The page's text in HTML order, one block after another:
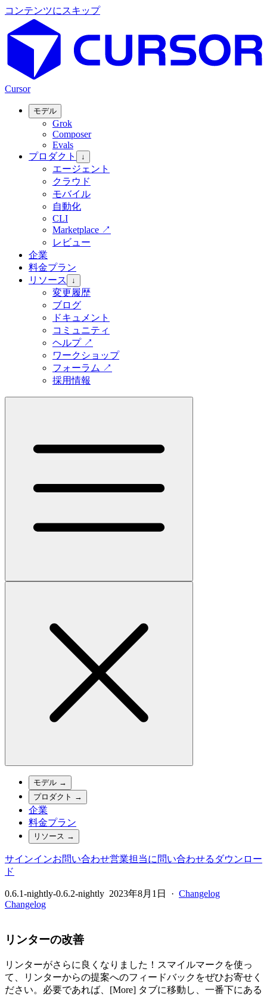
コンテンツにスキップ
Cursor
モデル
Grok
Composer
Evals
プロダクト
↓
エージェント
クラウド
モバイル
自動化
CLI
Marketplace ↗
レビュー
企業
料金プラン
リソース
↓
変更履歴
ブログ
ドキュメント
コミュニティ
ヘルプ↗
ワークショップ
フォーラム ↗
採用情報
モデル →
プロダクト →
企業
料金プラン
リソース →
サインインお問い合わせ営業担当に問い合わせる ダウンロー
ド
0.6.1-nightly-0.6.2-nightly 2023年8月1日 · Changelog
Changelog
リンターの改善
リンターがさらに良くなりました！スマイルマークを使っ
て、リンターからの提案へのフィードバックをぜひお寄せく
ださい。必要であれば、[More] タブに移動し、一番下にある